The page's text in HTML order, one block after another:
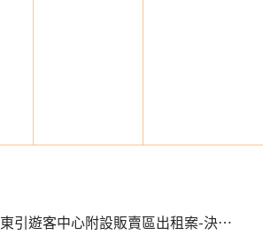
東引遊客中心附設販賣區出租案-決標公告